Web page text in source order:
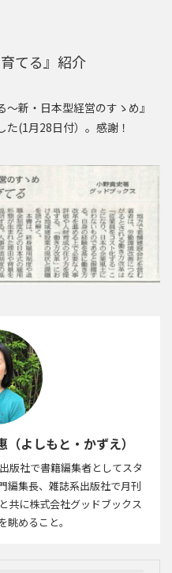
てる』紹介
新・日本型経営のすゝめ』
(1月28日付）。感謝！
よしもと・かずえ）
版社で書籍編集者としてスタ
編集長、雑誌系出版社で月刊
共に株式会社グッドブックス
めること。